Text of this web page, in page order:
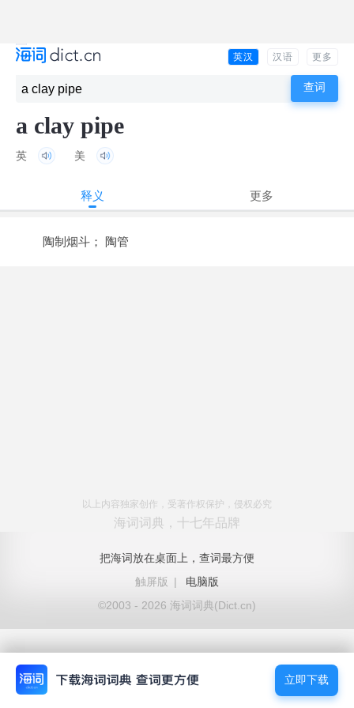
英汉 汉语 更多
a clay pipe
英 美
释义 更多
陶制烟斗； 陶管
以上内容独家创作，受著作权保护，侵权必究
海词词典，十七年品牌
把海词放在桌面上，查词最方便
触屏版
|
电脑版
©2003 - 2026 海词词典(Dict.cn)
立即下载
立即下载